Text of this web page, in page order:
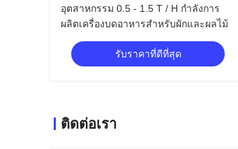
อุตสาหกรรม 0.5 - 1.5 T / H กำลังการ
ผลิตเครื่องบดอาหารสำหรับผักและผลไม้
รับราคาที่ดีที่สุด
ติดต่อเรา